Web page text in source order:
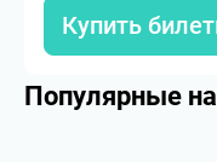
Купить
Популярные